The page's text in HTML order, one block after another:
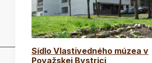
Sídlo Vlastivedného múzea v
Považskej Bystrici